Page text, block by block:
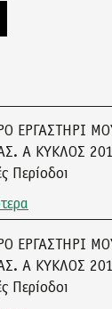
ΕΡΓΑΣΤΗΡΙ
Α ΚΥΚΛΟΣ
Περίοδοι
ΕΡΓΑΣΤΗΡΙ
Α ΚΥΚΛΟΣ
Περίοδοι